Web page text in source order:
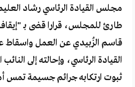
مجلس القيادة الرئاسي رشاد
طارئ للمجلس، قرارا قضى بـ
قاسم الزُبيدي عن العمل
القيادة الرئاسي، وإحالته إلى
ثبوت ارتكابه جرائم جسيمة تمس